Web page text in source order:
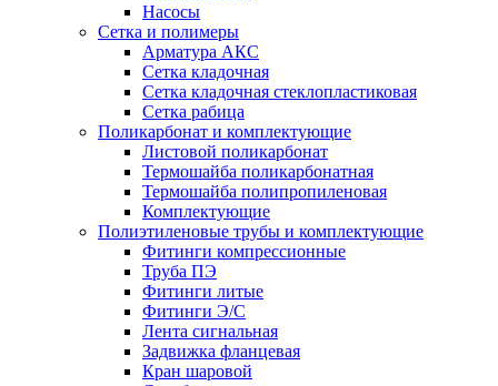
Насосы
Сетка и полимеры
Арматура АКС
Сетка кладочная
Сетка кладочная стеклопластиковая
Сетка рабица
Поликарбонат и комплектующие
Листовой поликарбонат
Термошайба поликарбонатная
Термошайба полипропиленовая
Комплектующие
Полиэтиленовые трубы и комплектующие
Фитинги компрессионные
Труба ПЭ
Фитинги литые
Фитинги Э/С
Лента сигнальная
Задвижка фланцевая
Кран шаровой